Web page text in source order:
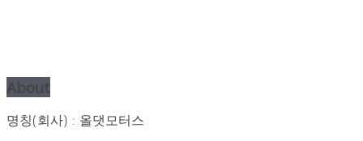
About
명칭(회사) : 올댓모터스